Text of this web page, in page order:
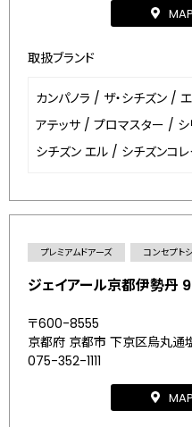
取扱ブランド
カンパノラ / ザ・シチズン /
アテッサ / プロマスター /
シチズン エル / シチズンコ
プレミアムドアーズ コンセプト
ジェイアール京都伊勢丹
〒600-8555
京都府 京都市 下京区烏丸通
075-352-1111